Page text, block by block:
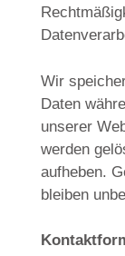
Wir
Daten
unserer
werden
aufheben.
bleiben